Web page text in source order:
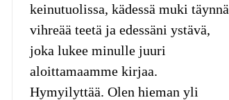
keinutuolissa, kädessä muki täynnä
vihreää teetä ja edessäni ystävä,
joka lukee minulle juuri
aloittamaamme kirjaa.
Hymyilyttää. Olen hieman yli